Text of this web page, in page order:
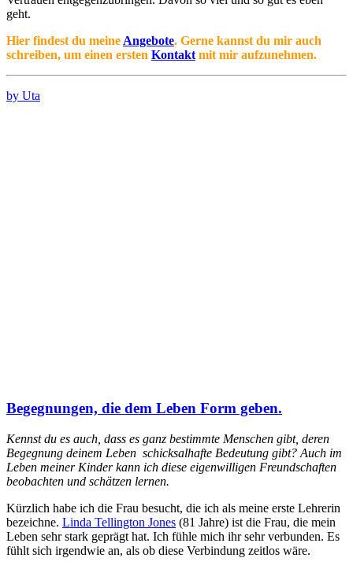
geht.
Hier findest du meine Angebote. Gerne kannst du mir auch
schreiben, um einen ersten Kontakt mit mir aufzunehmen.
by Uta
Begegnungen, die dem Leben Form geben.
Kennst du es auch, dass es ganz bestimmte Menschen gibt, deren
Begegnung deinem Leben schicksalhafte Bedeutung gibt? Auch im
Leben meiner Kinder kann ich diese eigenwilligen Freundschaften
beobachten und schätzen lernen.
Kürzlich habe ich die Frau besucht, die ich als meine erste Lehrerin
bezeichne. Linda Tellington Jones (81 Jahre) ist die Frau, die mein
Leben sehr stark geprägt hat. Ich fühle mich ihr sehr verbunden. Es
fühlt sich irgendwie an, als ob diese Verbindung zeitlos wäre.